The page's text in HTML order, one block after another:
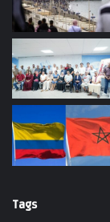
Tags